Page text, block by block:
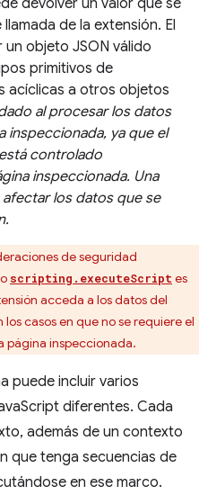
devolver un valor que se
de la extensión. El
objeto JSON válido
primitivos de
acíclicas a otros objetos
al procesar los datos
inspeccionada, ya que el
controlado
inspeccionada. Una
los datos que se
de seguridad
scripting.executeScript es
acceda a los datos del
casos en que no se requiere el
página inspeccionada.
puede incluir varios
diferentes. Cada
además de un contexto
que tenga secuencias de
en ese marco.